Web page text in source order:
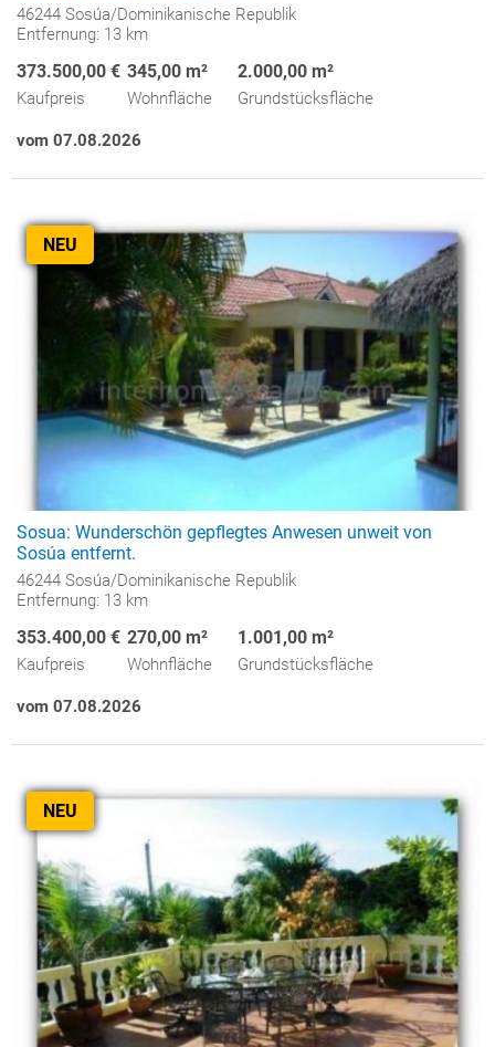
46244 Sosúa/Dominikanische Republik
Entfernung: 13 km
373.500,00 €
Kaufpreis
345,00 m²
Wohnfläche
2.000,00 m²
Grundstücksfläche
vom 07.08.2026
NEU
Sosua: Wunderschön gepflegtes Anwesen unweit von
Sosúa entfernt.
46244 Sosúa/Dominikanische Republik
Entfernung: 13 km
353.400,00 €
Kaufpreis
270,00 m²
Wohnfläche
1.001,00 m²
Grundstücksfläche
vom 07.08.2026
NEU